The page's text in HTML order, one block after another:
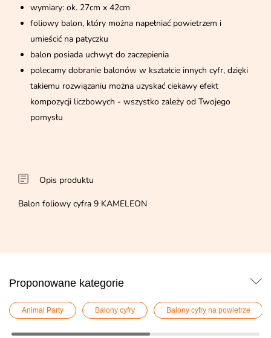
wymiary: ok. 27cm x 42cm
foliowy balon, który można napełniać powietrzem i
umieścić na patyczku
balon posiada uchwyt do zaczepienia
polecamy dobranie balonów w kształcie innych cyfr, dzięki
takiemu rozwiązaniu można uzyskać ciekawy efekt
kompozycji liczbowych - wszystko zależy od Twojego
pomysłu
Opis produktu
Balon foliowy cyfra 9 KAMELEON
Proponowane kategorie
Animal Party Balony cyfry Balony cyfry na powietrze